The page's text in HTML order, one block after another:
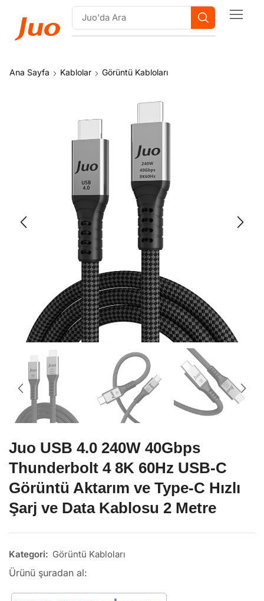
Ana Sayfa Kablolar Görüntü Kabloları
Juo USB 4.0 240W 40Gbps
Thunderbolt 4 8K 60Hz USB-C
Görüntü Aktarım ve Type-C Hızlı
Şarj ve Data Kablosu 2 Metre
Kategori: Görüntü Kabloları
Ürünü şuradan al: